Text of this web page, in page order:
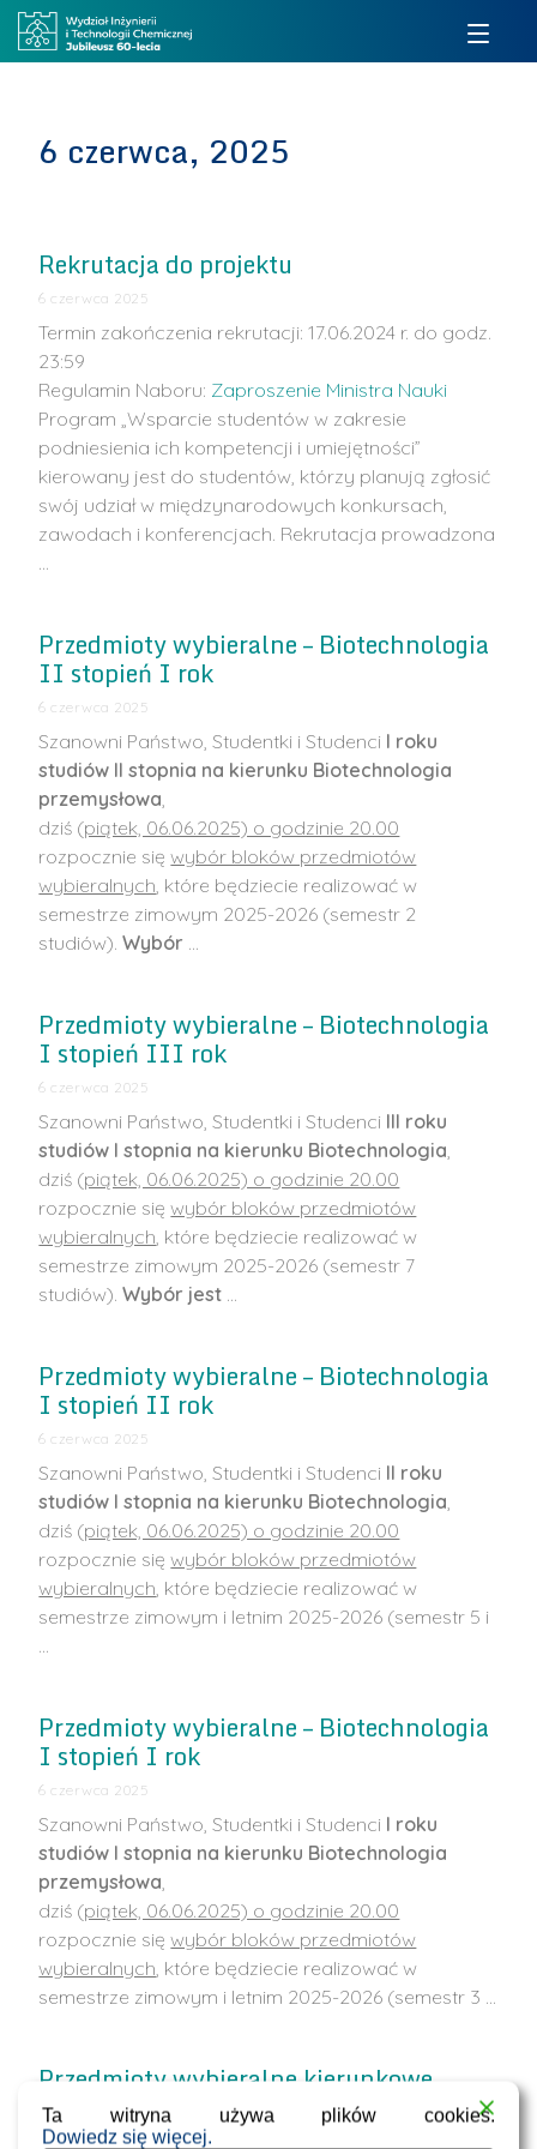
6 czerwca, 2025
Rekrutacja do projektu
6 czerwca 2025
Termin zakończenia rekrutacji: 17.06.2024 r. do godz.
23:59
Regulamin Naboru: Zaproszenie Ministra Nauki
Program „Wsparcie studentów w zakresie
podniesienia ich kompetencji i umiejętności”
kierowany jest do studentów, którzy planują zgłosić
swój udział w międzynarodowych konkursach,
zawodach i konferencjach. Rekrutacja prowadzona
…
Przedmioty wybieralne – Biotechnologia
II stopień I rok
6 czerwca 2025
Szanowni Państwo, Studentki i Studenci I roku
studiów II stopnia na kierunku Biotechnologia
przemysłowa,
dziś (piątek, 06.06.2025) o godzinie 20.00
rozpocznie sięwybór bloków przedmiotów
wybieralnych, które będziecie realizować w
semestrze zimowym 2025-2026 (semestr 2
studiów).Wybór …
Przedmioty wybieralne – Biotechnologia
I stopień III rok
6 czerwca 2025
Szanowni Państwo, Studentki i Studenci III roku
studiów I stopnia na kierunku Biotechnologia,
dziś (piątek, 06.06.2025) o godzinie 20.00
rozpocznie sięwybór bloków przedmiotów
wybieralnych, które będziecie realizować w
semestrze zimowym 2025-2026 (semestr 7
studiów).Wybór jest …
Przedmioty wybieralne – Biotechnologia
I stopień II rok
6 czerwca 2025
Szanowni Państwo, Studentki i Studenci II roku
studiów I stopnia na kierunku Biotechnologia,
dziś (piątek, 06.06.2025) o godzinie 20.00
rozpocznie sięwybór bloków przedmiotów
wybieralnych, które będziecie realizować w
semestrze zimowym i letnim 2025-2026 (semestr 5 i
…
Przedmioty wybieralne – Biotechnologia
I stopień I rok
6 czerwca 2025
Szanowni Państwo, Studentki i Studenci I roku
studiów I stopnia na kierunku Biotechnologia
przemysłowa,
dziś (piątek, 06.06.2025) o godzinie 20.00
rozpocznie sięwybór bloków przedmiotów
wybieralnych, które będziecie realizować w
semestrze zimowym i letnim 2025-2026 (semestr 3 …
Przedmioty wybieralne kierunkowe
techniczne na semestr 5 (zimowy)
6 czerwca 2025
Ta witryna używa plików cookies.
Dowiedz się więcej.